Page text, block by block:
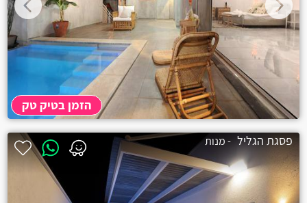
הזמן בטיק טק
פסגת הגליל - מנות